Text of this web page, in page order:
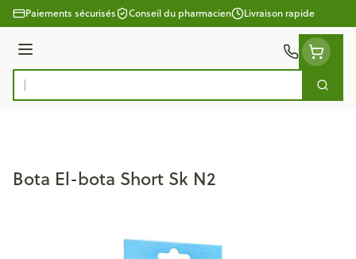
Aller au contenu
Paiements sécurisés Conseil du pharmacien Livraison rapide
Menu
Rechercher
Bota El-bota Short Sk N2